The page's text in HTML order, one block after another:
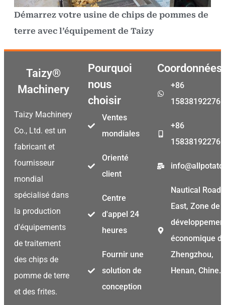
Démarrez votre usine de chips de pommes de
terre avec l’équipement de Taizy
Taizy®
Machinery
Taizy Machinery
Co., Ltd. est un
fabricant et
fournisseur
mondial
spécialisé dans
la production
d'équipements
de traitement
des chips de
pomme de terre
et des frites.
Pourquoi
nous
choisir
Ventes
mondiales
Orienté
client
Centre
d'appel 24
heures
Fournir une
solution de
conception
Coordonnées
+86
15838192276
+86
15838192276
Nautical Road
East, Zone de
économique
Zhengzhou,
Henan, Chine.